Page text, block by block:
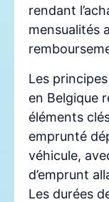
rendant
mensualités
Les
en Belgique
éléments
emprunté
véhicule,
d’emprunt
Les durées